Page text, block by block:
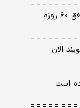
العربیه: توافق بازگشایی تنگه هرمز در راه است/جزئیات توافق ۶۰ روزه
الان
است